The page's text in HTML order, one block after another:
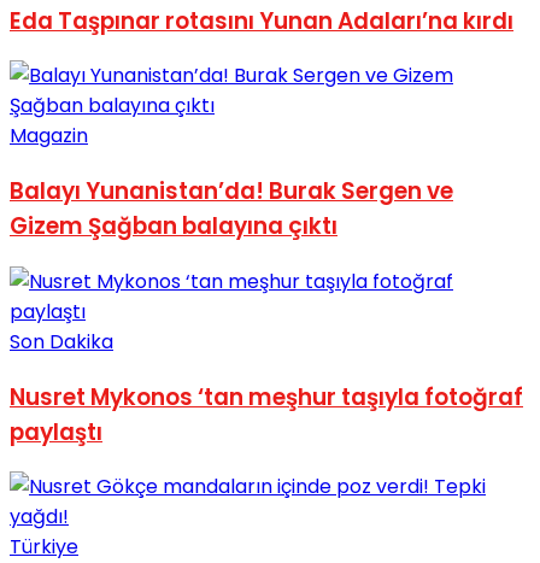
No Result
View All Result
Eda Taşpınar rotasını Yunan Adaları’na kırdı
Magazin
Balayı Yunanistan’da! Burak Sergen ve
Gizem Şağban balayına çıktı
Son Dakika
Nusret Mykonos ‘tan meşhur taşıyla fotoğraf
paylaştı
Türkiye